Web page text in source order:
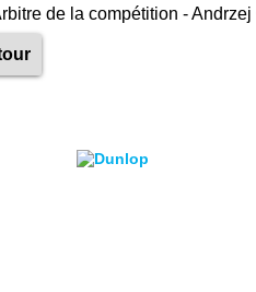
de la compétition -